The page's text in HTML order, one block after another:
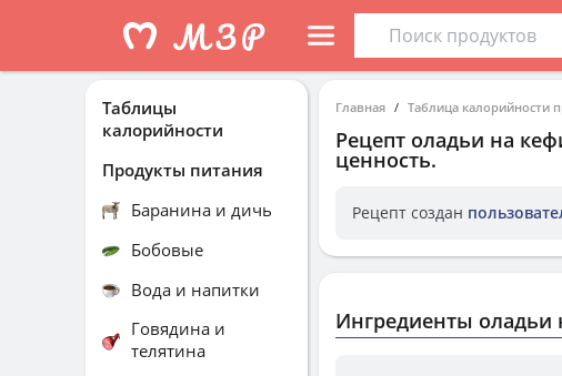
Главная Таблица калорийности
Рецепт оладьи на
ценность.
Рецепт создан
Ингредиенты оладьи
Таблицы
калорийности
Продукты питания
Баранина и дичь
Бобовые
Вода и напитки
Говядина и
телятина